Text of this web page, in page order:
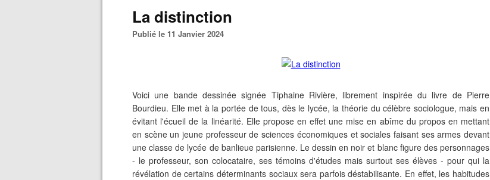
La distinction
Publié le 11 Janvier 2024
Voici une bande dessinée signée Tiphaine Rivière, librement inspirée du livre de Pierre
Bourdieu. Elle met à la portée de tous, dès le lycée, la théorie du célèbre sociologue, mais en
évitant l'écueil de la linéarité. Elle propose en effet une mise en abîme du propos en mettant
en scène un jeune professeur de sciences économiques et sociales faisant ses armes devant
une classe de lycée de banlieue parisienne. Le dessin en noir et blanc figure des personnages
- le professeur, son colocataire, ses témoins d'études mais surtout ses élèves - pour qui la
révélation de certains déterminants sociaux sera parfois déstabilisante. En effet, les habitudes